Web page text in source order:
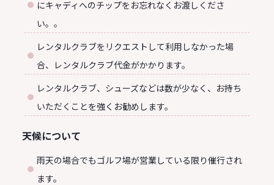
にキャディへのチップをお忘れなくお渡しくださ
い。。
レンタルクラブをリクエストして利用しなかった場
合、レンタルクラブ代金がかかります。
レンタルクラブ、シューズなどは数が少なく、お持ち
いただくことを強くお勧めします。
天候について
雨天の場合でもゴルフ場が営業している限り催行され
ます。